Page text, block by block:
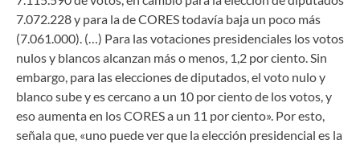
7.072.228 y para la de CORES todavía baja un poco más
(7.061.000). (…) Para las votaciones presidenciales los votos
nulos y blancos alcanzan más o menos, 1,2 por ciento. Sin
embargo, para las elecciones de diputados, el voto nulo y
blanco sube y es cercano a un 10 por ciento de los votos, y
eso aumenta en los CORES a un 11 por ciento». Por esto,
señala que, «uno puede ver que la elección presidencial es la